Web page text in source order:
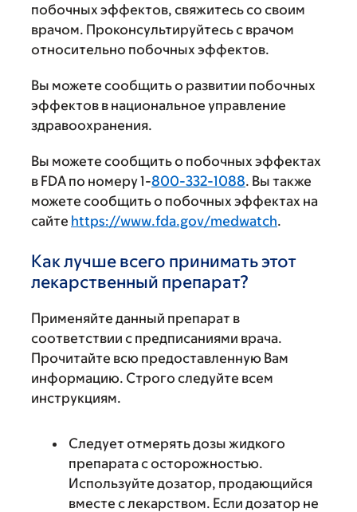
побочных эффектов, свяжитесь со своим
врачом. Проконсультируйтесь с врачом
относительно побочных эффектов.
Вы можете сообщить о развитии побочных
эффектов в национальное управление
здравоохранения.
Вы можете сообщить о побочных эффектах
в FDA по номеру 1-800-332-1088. Вы также
можете сообщить о побочных эффектах на
сайте https://www.fda.gov/medwatch.
Как лучше всего принимать этот
лекарственный препарат?
Применяйте данный препарат в
соответствии с предписаниями врача.
Прочитайте всю предоставленную Вам
информацию. Строго следуйте всем
инструкциям.
Следует отмерять дозы жидкого
препарата с осторожностью.
Используйте дозатор, продающийся
вместе с лекарством. Если дозатор не